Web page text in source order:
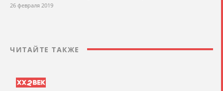
26 февраля 2019
ЧИТАЙТЕ ТАКЖЕ